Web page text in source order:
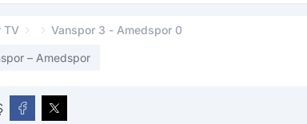
TV Vanspor 3 - Amedspor 0
– Amedspor